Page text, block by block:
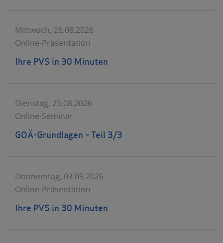
Mittwoch, 26.08.2026
Online-Präsentation
Ihre PVS in 30 Minuten
Dienstag, 25.08.2026
Online-Seminar
GOÄ-Grundlagen – Teil 3/3
Donnerstag, 03.09.2026
Online-Präsentation
Ihre PVS in 30 Minuten